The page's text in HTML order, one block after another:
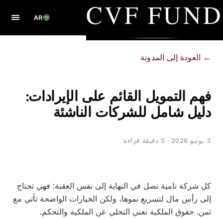
CVF FUND
AR
← العودة إلى المدونة
فهم التمويل القائم على الإيرادات:
دليل شامل للشركات الناشئة
3 يونيو 2026 · 5 دقيقة قراءة
كل شركة نامية تصل في النهاية إلى نفس العقبة: فهي تحتاج
إلى رأس مال لتسريع نموها، ولكن الخيارات الواضحة تأتي مع
ثمن. حقوق الملكية تعني التخلي عن الملكية والتحكم.